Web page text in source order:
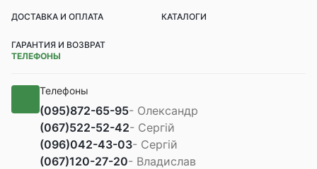
ДОСТАВКА И ОПЛАТА КАТАЛОГИ
ГАРАНТИЯ И ВОЗВРАТ
ТЕЛЕФОНЫ
Телефоны
(095)872-65-95- Олександр
(067)522-52-42- Сергій
(096)042-43-03- Сергій
(067)120-27-20- Владислав